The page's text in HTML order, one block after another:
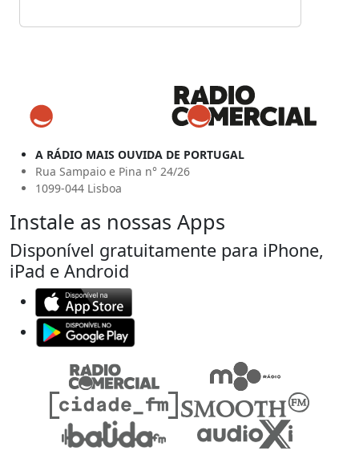
A RÁDIO MAIS OUVIDA DE PORTUGAL
Rua Sampaio e Pina n° 24/26
1099-044 Lisboa
Instale as nossas Apps
Disponível gratuitamente para iPhone,
iPad e Android